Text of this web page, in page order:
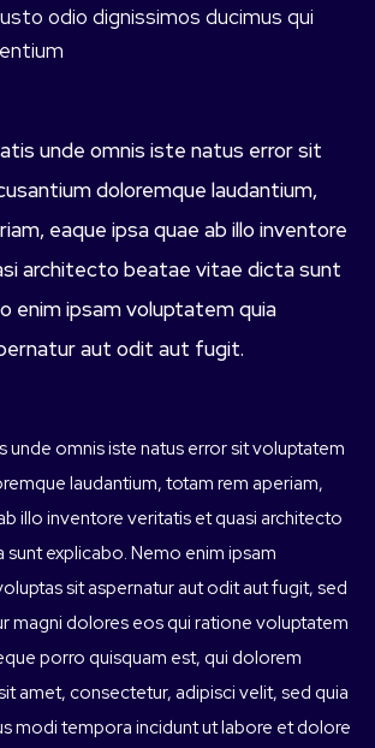
odio dignissimos ducimus qui
unde omnis iste natus error sit
doloremque laudantium,
eaque ipsa quae ab illo inventore
architecto beatae vitae dicta sunt
enim ipsam voluptatem quia
aut odit aut fugit.
unde omnis iste natus error sit voluptatem
laudantium, totam rem aperiam,
illo inventore veritatis et quasi architecto
explicabo. Nemo enim ipsam
sit aspernatur aut odit aut fugit, sed
magni dolores eos qui ratione voluptatem
porro quisquam est, qui dolorem
amet, consectetur, adipisci velit, sed quia
modi tempora incidunt ut labore et dolore